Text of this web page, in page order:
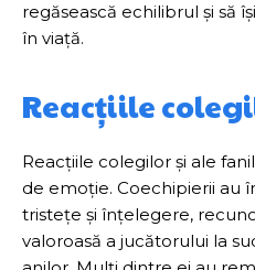
regăsească echilibrul și să
în viață.
Reacțiile
Reacțiile colegilor și ale
de emoție. Coechipierii au
tristețe și înțelegere,
valoroasă a jucătorului la